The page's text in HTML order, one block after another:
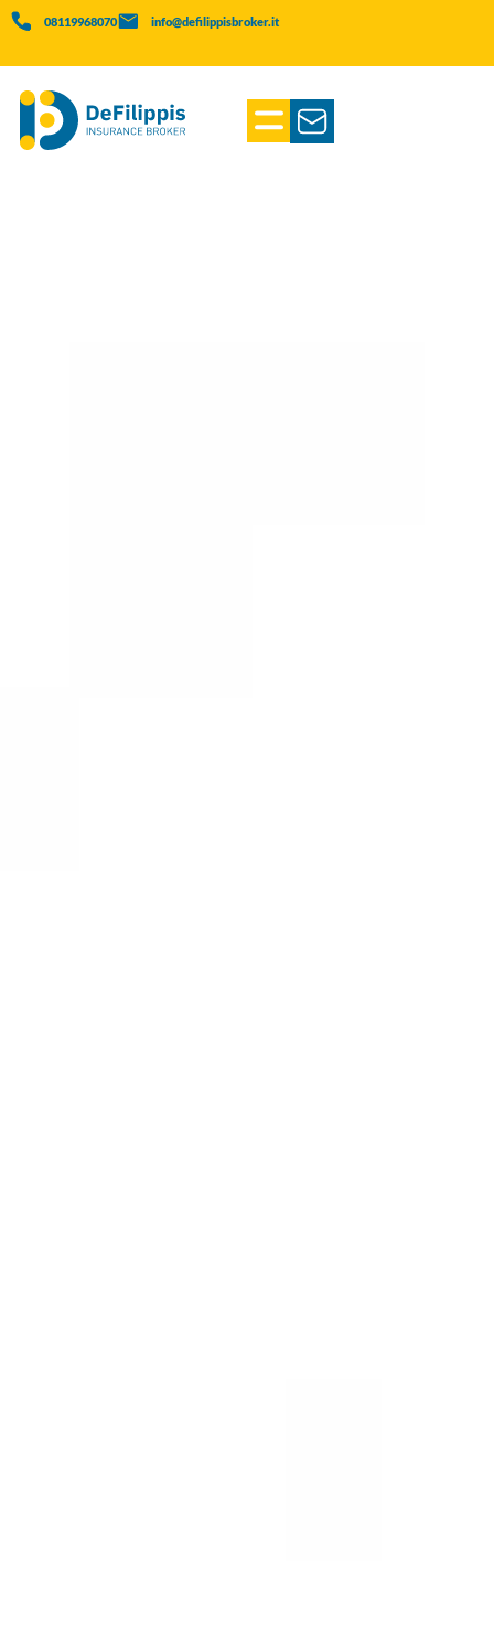
08119968070 info@defilippisbroker.it